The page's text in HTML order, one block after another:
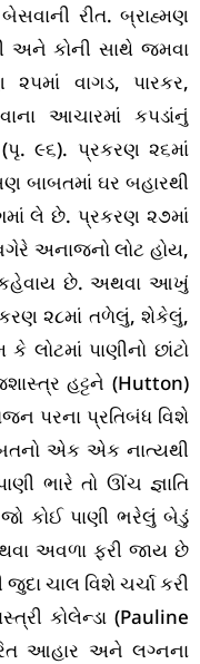
રીત. બ્રાહ્મણ
અને કોની સાથે જમવા
વાગડ, પારકર,
આચારમાં કપડાંનું
૯૬). પ્રકરણ ૨૬માં
બાબતમાં ઘર બહારથી
લે છે. પ્રકરણ ૨૭માં
અનાજનો લોટ હોય,
કહેવાય છે. અથવા આખું
૨૮માં તળેલું, શેકેલું,
લોટમાં પાણીનો છાંટો
હટ્ટને (Hutton)
પરના પ્રતિબંધ વિશે
એક એક નાત્યથી
ભારે તો ઊંચ જ્ઞાતિ
કોઈ પાણી ભરેલું બેડું
અવળા ફરી જાય છે
ચાલ વિશે ચર્ચા કરી
કોલેન્ડા (Pauline
આહાર અને લગ્નના